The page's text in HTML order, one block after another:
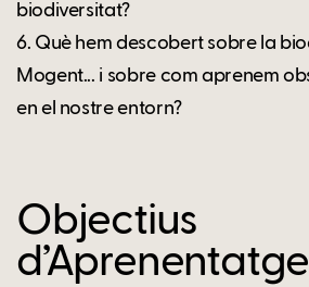
biodiversitat?
6. Què hem descobert sobre la
Mogent... i sobre com aprenem
en el nostre entorn?
Objectius
d’Aprenentatge